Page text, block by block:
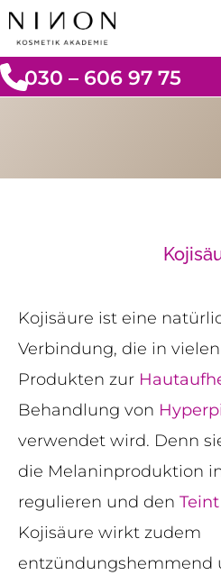
030 – 606 97 75
Kojisäure ist eine
Verbindung, die in
Produkten zur
Behandlung von
verwendet wird. Denn
die Melaninproduktion
regulieren und den Teint
Kojisäure wirkt zudem
entzündungshemmend